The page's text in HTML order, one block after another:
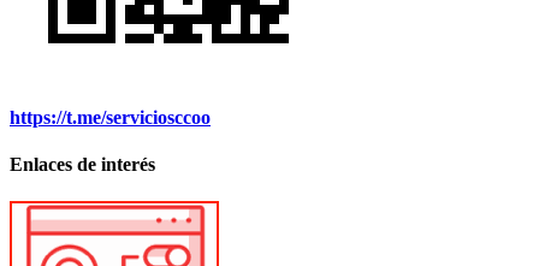
https://t.me/serviciosccoo
Enlaces de interés